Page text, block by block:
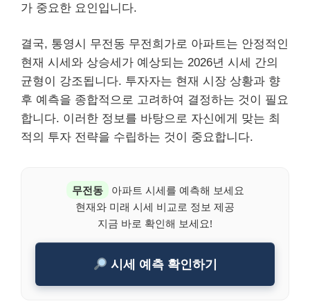
가 중요한 요인입니다.
결국, 통영시 무전동 무전희가로 아파트는 안정적인
현재 시세와 상승세가 예상되는 2026년 시세 간의
균형이 강조됩니다. 투자자는 현재 시장 상황과 향
후 예측을 종합적으로 고려하여 결정하는 것이 필요
합니다. 이러한 정보를 바탕으로 자신에게 맞는 최
적의 투자 전략을 수립하는 것이 중요합니다.
무전동
아파트 시세를 예측해 보세요
현재와 미래 시세 비교로 정보 제공
지금 바로 확인해 보세요!
시세 예측 확인하기